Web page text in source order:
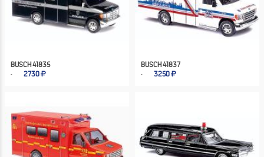
BUSCH 41835
2730
BUSCH 41837
3250